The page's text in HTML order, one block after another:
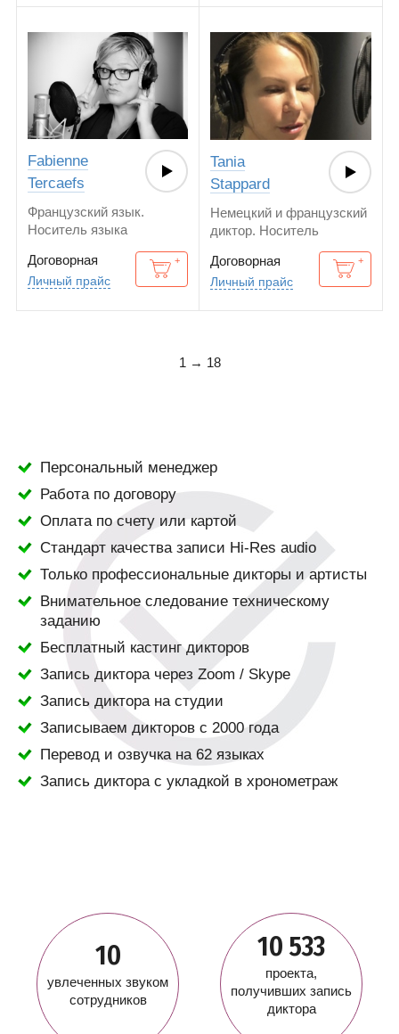
Fabienne
Tercaefs
Французский язык.
Носитель языка
Договорная
Личный прайс
Tania
Stappard
Немецкий и французский
диктор. Носитель
Договорная
Личный прайс
1 → 18
Персональный менеджер
Работа по договору
Оплата по счету или картой
Стандарт качества записи Hi-Res audio
Только профессиональные дикторы и артисты
Внимательное следование техническому
заданию
Бесплатный кастинг дикторов
Запись диктора через Zoom / Skype
Запись диктора на студии
Записываем дикторов с 2000 года
Перевод и озвучка на 62 языках
Запись диктора с укладкой в хронометраж
10
увлеченных звуком
сотрудников
10 533
проекта,
получивших запись
диктора